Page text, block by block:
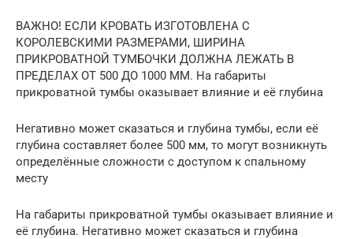
ВАЖНО! ЕСЛИ КРОВАТЬ ИЗГОТОВЛЕНА С
КОРОЛЕВСКИМИ РАЗМЕРАМИ, ШИРИНА
ПРИКРОВАТНОЙ ТУМБОЧКИ ДОЛЖНА ЛЕЖАТЬ В
ПРЕДЕЛАХ ОТ 500 ДО 1000 ММ. На габариты
прикроватной тумбы оказывает влияние и её глубина
Негативно может сказаться и глубина тумбы, если её
глубина составляет более 500 мм, то могут возникнуть
определённые сложности с доступом к спальному
месту
На габариты прикроватной тумбы оказывает влияние и
её глубина. Негативно может сказаться и глубина